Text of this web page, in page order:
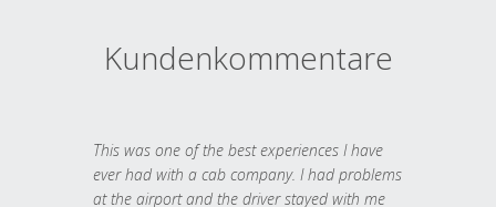
Kundenkommentare
This was one of the best experiences I have
ever had with a cab company. I had problems
at the airport and the driver stayed with me